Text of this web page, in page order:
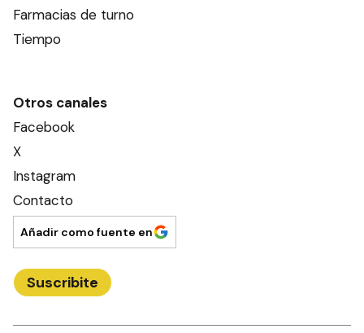
Farmacias de turno
Tiempo
Otros canales
Facebook
X
Instagram
Contacto
Añadir como fuente en
Suscribite